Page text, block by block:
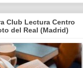
Club Lectura Centro
del Real (Madrid)